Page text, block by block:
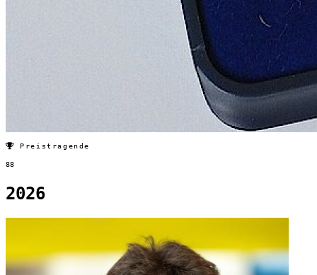
Preistragende
88
2026